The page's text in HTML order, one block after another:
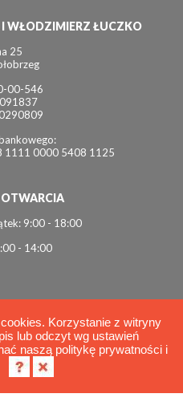
I WŁODZIMIERZ ŁUCZKO
25
00-546
1111 0000 5408 1125
9:00 - 18:00
- 14:00
cookies
Korzystanie z witryny
lub odczyt wg ustawień
naszą politykę prywatności i